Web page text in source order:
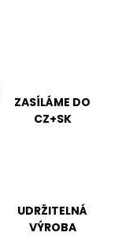
ZASÍLÁME DO
CZ+SK
UDRŽITELNÁ
VÝROBA